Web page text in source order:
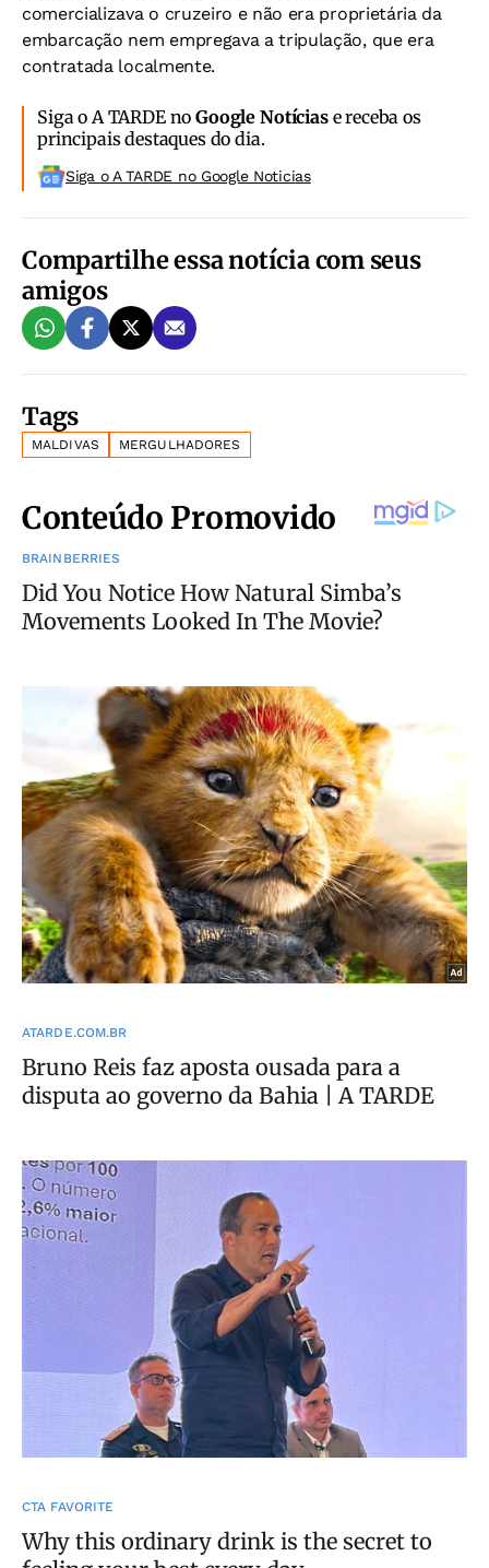
comercializava o cruzeiro e não era proprietária da
embarcação nem empregava a tripulação, que era
contratada localmente.
Siga o A TARDE noGoogle Notíciase receba os
principais destaques do dia.
Siga o A TARDE no Google Noticias
Compartilhe essa notícia com seus
amigos
Tags
MALDIVAS MERGULHADORES